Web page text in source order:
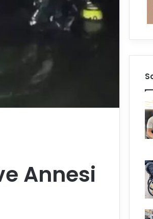
Annesi